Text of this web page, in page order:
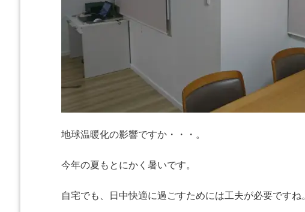
地球温暖化の影響ですか・・・。
今年の夏もとにかく暑いです。
自宅でも、日中快適に過ごすためには工夫が必要ですね。